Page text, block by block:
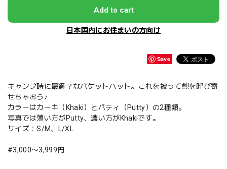
Add to cart
日本国内にお住まいの方向け
Save
キャンプ時に最適？なバケットハット。これを被って熊を呼び寄
せちゃおう♪
カラーはカーキ（Khaki）とパティ（Putty）の2種類。
写真では薄い方がPutty、濃い方がKhakiです。
サイズ：S/M、L/XL
#3,000〜3,999円